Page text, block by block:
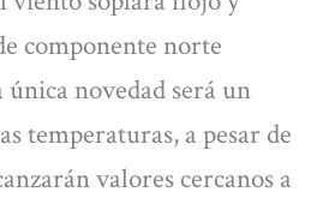
componente norte
novedad será un
temperaturas, a pesar de
valores cercanos a